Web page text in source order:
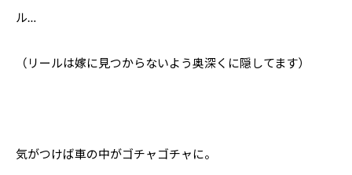
ル…
（リールは嫁に見つからないよう奥深くに隠してます）
気がつけば車の中がゴチャゴチャに。